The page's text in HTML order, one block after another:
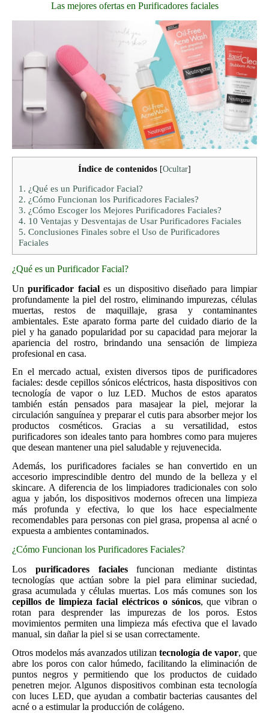
Las mejores ofertas en Purificadores faciales
Índice de contenidos [Ocultar]
1. ¿Qué es un Purificador Facial?
2. ¿Cómo Funcionan los Purificadores Faciales?
3. ¿Cómo Escoger los Mejores Purificadores Faciales?
4. 10 Ventajas y Desventajas de Usar Purificadores Faciales
5. Conclusiones Finales sobre el Uso de Purificadores
Faciales
¿Qué es un Purificador Facial?
Unpurificador faciales un dispositivo diseñado para limpiar
profundamente la piel del rostro, eliminando impurezas, células
muertas, restos de maquillaje, grasa y contaminantes
ambientales. Este aparato forma parte del cuidado diario de la
piel y ha ganado popularidad por su capacidad para mejorar la
apariencia del rostro, brindando una sensación de limpieza
profesional en casa.
En el mercado actual, existen diversos tipos de purificadores
faciales: desde cepillos sónicos eléctricos, hasta dispositivos con
tecnología de vapor o luz LED. Muchos de estos aparatos
también están pensados para masajear la piel, mejorar la
circulación sanguínea y preparar el cutis para absorber mejor los
productos cosméticos. Gracias a su versatilidad, estos
purificadores son ideales tanto para hombres como para mujeres
que desean mantener una piel saludable y rejuvenecida.
Además, los purificadores faciales se han convertido en un
accesorio imprescindible dentro del mundo de la belleza y el
skincare. A diferencia de los limpiadores tradicionales con solo
agua y jabón, los dispositivos modernos ofrecen una limpieza
más profunda y efectiva, lo que los hace especialmente
recomendables para personas con piel grasa, propensa al acné o
expuesta a ambientes contaminados.
¿Cómo Funcionan los Purificadores Faciales?
Los purificadores facialesfuncionan mediante distintas
tecnologías que actúan sobre la piel para eliminar suciedad,
grasa acumulada y células muertas. Los más comunes son los
cepillos de limpieza facial eléctricos o sónicos, que vibran o
rotan para desprender las impurezas de los poros. Estos
movimientos permiten una limpieza más efectiva que el lavado
manual, sin dañar la piel si se usan correctamente.
Otros modelos más avanzados utilizan tecnología de vapor, que
abre los poros con calor húmedo, facilitando la eliminación de
puntos negros y permitiendo que los productos de cuidado
penetren mejor. Algunos dispositivos combinan esta tecnología
con luces LED, que ayudan a combatir bacterias causantes del
acné o a estimular la producción de colágeno.